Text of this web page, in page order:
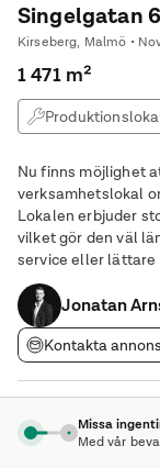
Singelgatan
Kirseberg, Malmö •
1 471 m²
Nu finns möjlighet
verksamhetslokal
Lokalen erbjuder
vilket gör den väl
service eller lättare produktion. -
Lager/butik: ca 1
för in- ochJonatan
Kontakta
Missa
Med vår